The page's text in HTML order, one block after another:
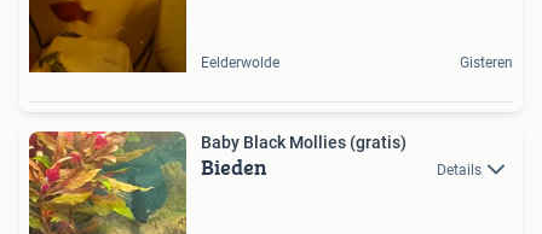
Eelderwolde Gisteren
Baby Black Mollies (gratis)
Bieden Details